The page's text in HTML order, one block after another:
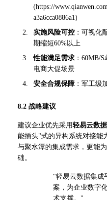
(https://
a3a6cca0886a1)
实施风险可控 ：可视化
期缩短60%以上
性能满足需求 ：60MB/
电商大促场景
安全合规保障 ：军工级
8.2 战略建议
建议企业优先采用轻易云数
能插头"式的异构系统对接能
与聚水潭的集成需求，更能
础。
"轻易云数据集成
案，为企业数字